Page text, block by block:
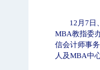
12 月 7 日
MBA教指委
信会计师事
人及MBA中